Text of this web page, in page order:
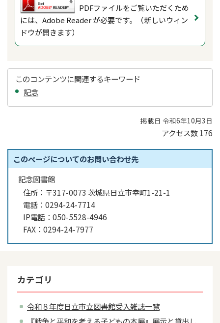
PDFファイルをご覧いただくため
には、Adobe Reader が必要です。（新しいウィン
ドウが開きます）
このコンテンツに関連するキーワード
記念
掲載日 令和6年10月3日
アクセス数176
このページについてのお問い合わせ先
記念図書館
住所： 〒317-0073 茨城県日立市幸町1-21-1
電話： 0294-24-7714
IP電話： 050-5528-4946
FAX： 0294-24-7977
カテゴリ
令和８年度日立市立図書館受入雑誌一覧